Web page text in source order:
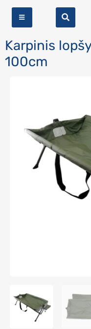
Karpinis
100cm